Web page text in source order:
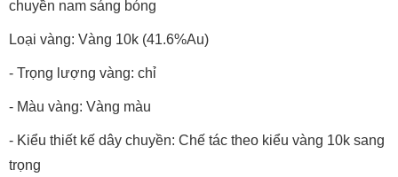
chuyền nam sáng bóng
Loại vàng: Vàng 10k (41.6%Au)
- Trọng lượng vàng: chỉ
- Màu vàng: Vàng màu
- Kiểu thiết kế dây chuyền: Chế tác theo kiểu vàng 10k sang
trọng